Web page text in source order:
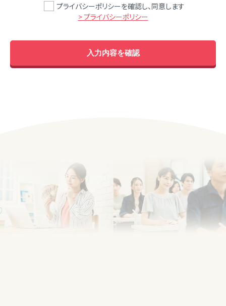
プライバシーポリシーを確認し、同意します
> プライバシーポリシー
入力内容を確認